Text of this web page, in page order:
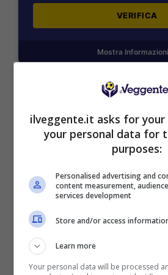
VERIFICA
Mostra Informazioni
SNAI
Bonus Benvenuto Sport:
50% sul deposito fino
ilveggente.it asks for
your personal data for
purposes:
Personalised advertising and
content measurement,
services development
Store and/or access
Learn more
Your personal data will be processed